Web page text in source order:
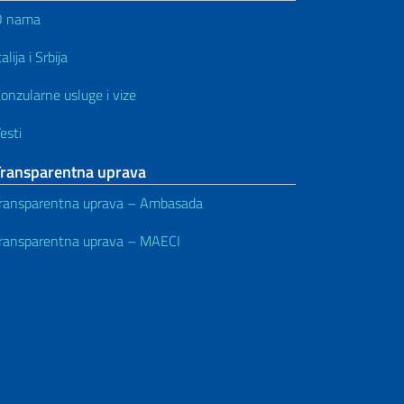
nama
i Srbija
usluge i vize
uprava
uprava – Ambasada
uprava – MAECI